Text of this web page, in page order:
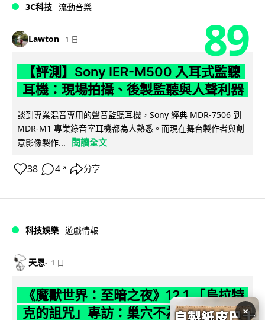
3C科技 流動音樂
Lawton 1 日 89
【評測】Sony IER-M500 入耳式監聽
耳機：現場拍攝、後製監聽與人聲利器
談到專業混音專用的聲音監聽耳機，Sony 經典 MDR-7506 到
MDR-M1 專業錄音室耳機都為人熟悉。而現在舞台製作者與創
意影像製作...
閱讀全文
38 4 ↗ 分享
科技娛樂 遊戲情報
天恩 1 日
《魔獸世界：至暗之夜》12.1 「烏拉特
克的詛咒」專訪：巢穴不為提高世界首×